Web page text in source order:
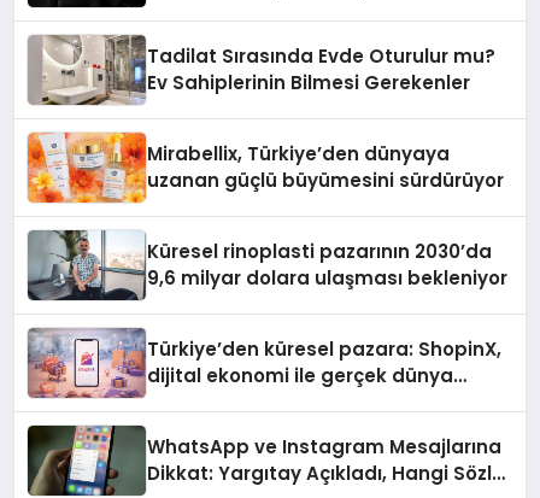
Tadilat Sırasında Evde Oturulur mu?
Ev Sahiplerinin Bilmesi Gerekenler
Mirabellix, Türkiye’den dünyaya
uzanan güçlü büyümesini sürdürüyor
Küresel rinoplasti pazarının 2030’da
9,6 milyar dolara ulaşması bekleniyor
Türkiye’den küresel pazara: ShopinX,
dijital ekonomi ile gerçek dünya
WhatsApp ve Instagram Mesajlarına
Dikkat: Yargıtay Açıkladı, Hangi Sözler